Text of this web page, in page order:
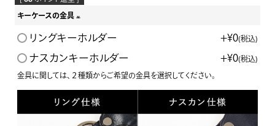
キーケースの金具
(
)
リングキーホルダー +¥0 税込
ナスカンキーホルダー +¥0 税込
金具に関しては、２種類からご希望の金具を選択してください。